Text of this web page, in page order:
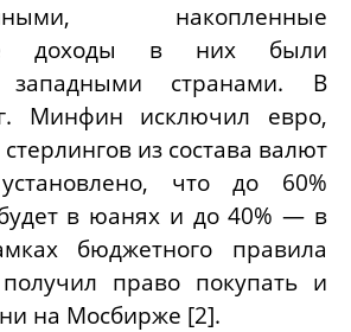
накопленные
доходы в них были
западными странами. В
Минфин исключил евро,
из состава валют
что до 60%
в юанях и до 40% — в
бюджетного правила
право покупать и
на Мосбирже [2].